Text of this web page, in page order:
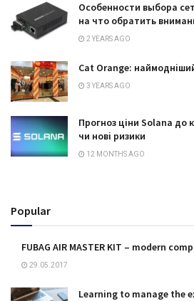
Особенности выбора
на что обратить
2 YEARS AGO
Cat Orange:
3 YEARS AGO
Прогноз ціни Solana до
чи нові ризики
12 MONTHS AGO
Popular
FUBAG AIR MASTER KIT – modern
29.05.2017
Learning to manage the